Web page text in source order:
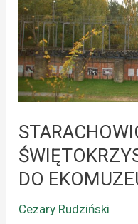
DO
Cezary Rudziński
DO
EKOMUZEUM